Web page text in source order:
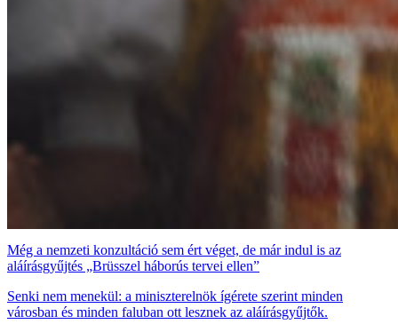
Még a nemzeti konzultáció sem ért véget, de már indul is az
aláírásgyűjtés „Brüsszel háborús tervei ellen”
Senki nem menekül: a miniszterelnök ígérete szerint minden
városban és minden faluban ott lesznek az aláírásgyűjtők.